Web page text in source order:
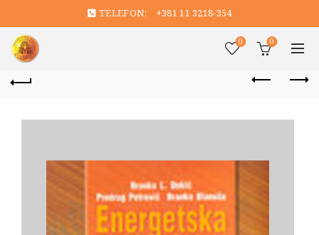
TELEFON: +381 11 3218-354
0 0